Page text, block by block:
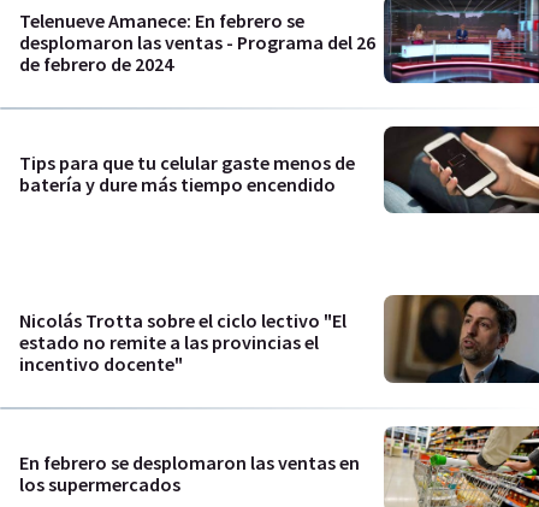
Telenueve Amanece: En febrero se
desplomaron las ventas - Programa del 26
de febrero de 2024
Tips para que tu celular gaste menos de
batería y dure más tiempo encendido
Nicolás Trotta sobre el ciclo lectivo "El
estado no remite a las provincias el
incentivo docente"
En febrero se desplomaron las ventas en
los supermercados